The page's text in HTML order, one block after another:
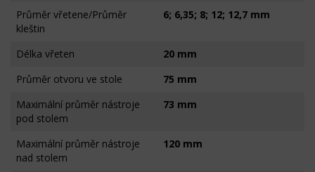
Průměr vřetene/Průměr
kleštin
6; 6,35; 8; 12; 12,7 mm
Délka vřeten
20 mm
Průměr otvoru ve stole
75 mm
Maximální průměr nástroje
pod stolem
73 mm
Maximální průměr nástroje
nad stolem
120 mm